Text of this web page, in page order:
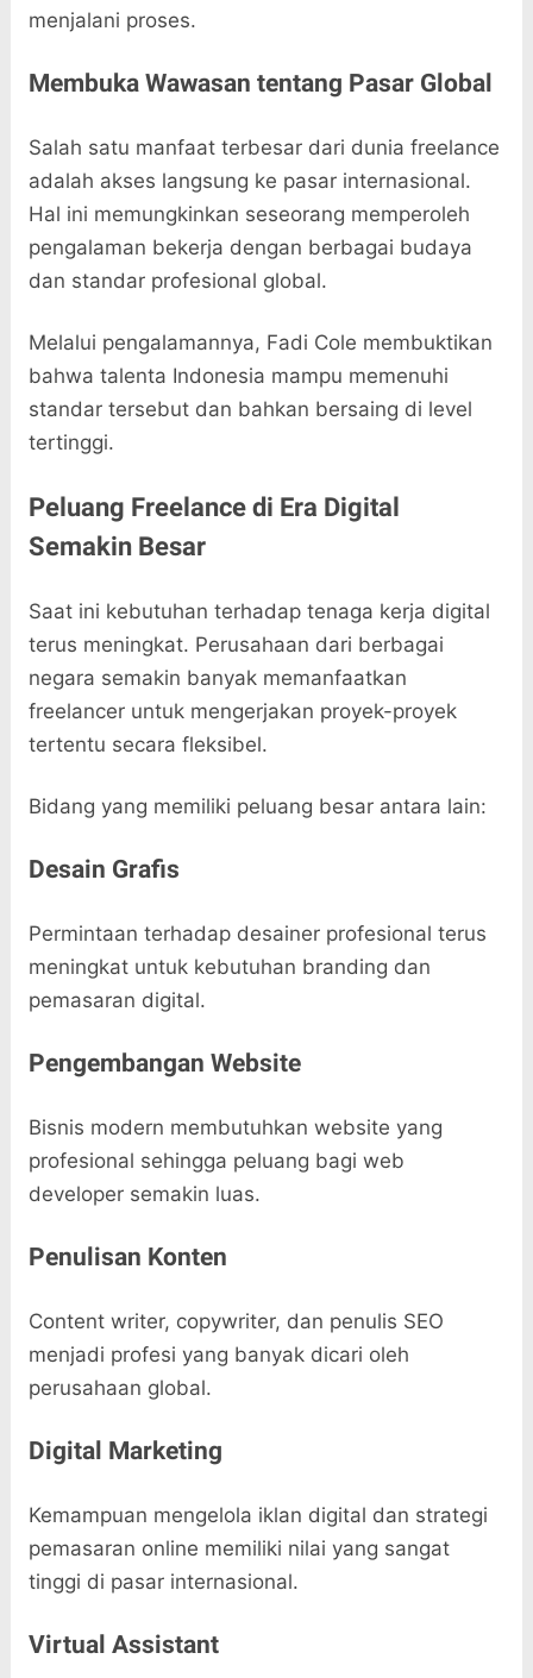
menjalani proses.
Membuka Wawasan tentang Pasar Global
Salah satu manfaat terbesar dari dunia freelance
adalah akses langsung ke pasar internasional.
Hal ini memungkinkan seseorang memperoleh
pengalaman bekerja dengan berbagai budaya
dan standar profesional global.
Melalui pengalamannya, Fadi Cole membuktikan
bahwa talenta Indonesia mampu memenuhi
standar tersebut dan bahkan bersaing di level
tertinggi.
Peluang Freelance di Era Digital
Semakin Besar
Saat ini kebutuhan terhadap tenaga kerja digital
terus meningkat. Perusahaan dari berbagai
negara semakin banyak memanfaatkan
freelancer untuk mengerjakan proyek-proyek
tertentu secara fleksibel.
Bidang yang memiliki peluang besar antara lain:
Desain Grafis
Permintaan terhadap desainer profesional terus
meningkat untuk kebutuhan branding dan
pemasaran digital.
Pengembangan Website
Bisnis modern membutuhkan website yang
profesional sehingga peluang bagi web
developer semakin luas.
Penulisan Konten
Content writer, copywriter, dan penulis SEO
menjadi profesi yang banyak dicari oleh
perusahaan global.
Digital Marketing
Kemampuan mengelola iklan digital dan strategi
pemasaran online memiliki nilai yang sangat
tinggi di pasar internasional.
Virtual Assistant